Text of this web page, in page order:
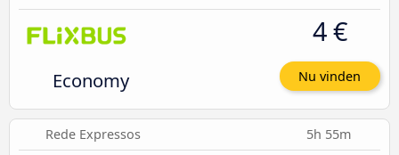
Economy
4 €
Nu vinden
Rede Expressos 5h 55m